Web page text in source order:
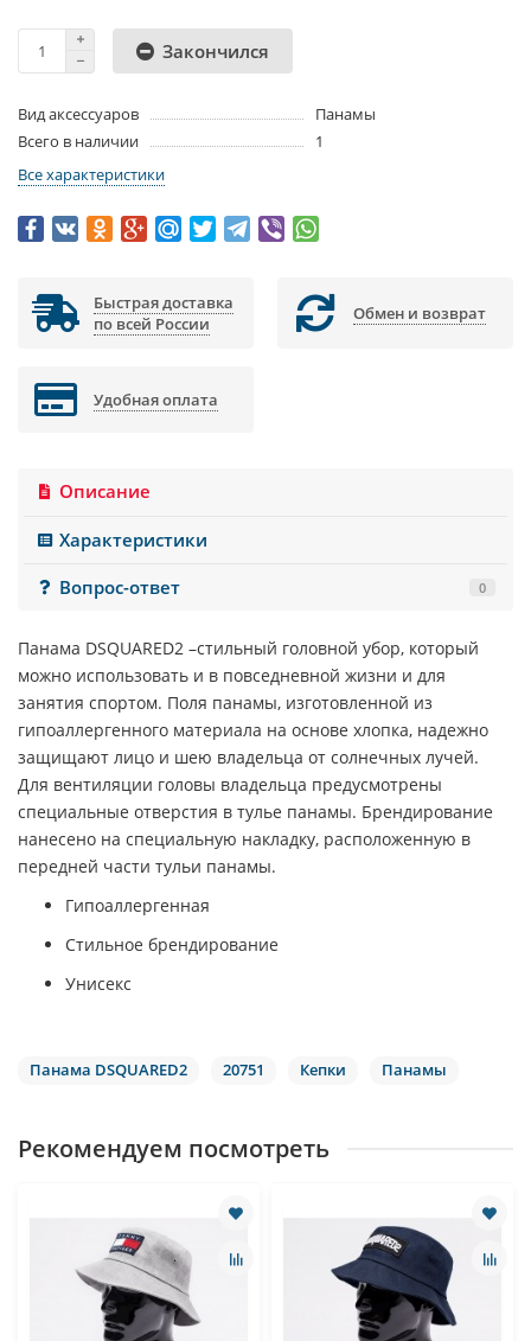
Закончился
Вид аксессуаров
Панамы
Всего в наличии
1
Все характеристики
Быстрая доставка
по всей России
Обмен и возврат
Удобная оплата
Описание
Характеристики
Вопрос-ответ
0
Панама DSQUARED2 –стильный головной убор, который
можно использовать и в повседневной жизни и для
занятия спортом. Поля панамы, изготовленной из
гипоаллергенного материала на основе хлопка, надежно
защищают лицо и шею владельца от солнечных лучей.
Для вентиляции головы владельца предусмотрены
специальные отверстия в тулье панамы. Брендирование
нанесено на специальную накладку, расположенную в
передней части тульи панамы.
Гипоаллергенная
Стильное брендирование
Унисекс
Панама DSQUARED2 20751 Кепки Панамы
Рекомендуем посмотреть